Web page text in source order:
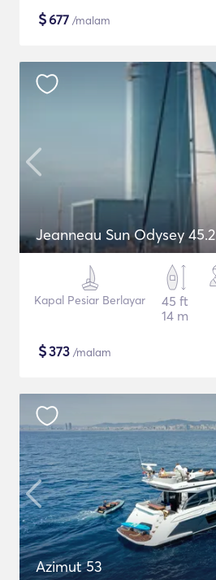
$677 /malam
Jeanneau Sun Odysey 45.2
Kapal Pesiar Berlayar
45 ft
14 m
$373 /malam
Azimut 53